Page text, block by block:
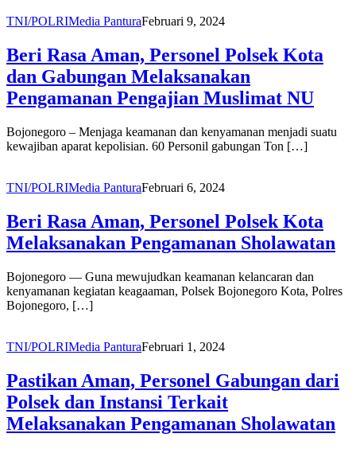
TNI/POLRIMedia PanturaFebruari 9, 2024
Beri Rasa Aman, Personel Polsek Kota
dan Gabungan Melaksanakan
Pengamanan Pengajian Muslimat NU
Bojonegoro – Menjaga keamanan dan kenyamanan menjadi suatu
kewajiban aparat kepolisian. 60 Personil gabungan Ton […]
TNI/POLRIMedia PanturaFebruari 6, 2024
Beri Rasa Aman, Personel Polsek Kota
Melaksanakan Pengamanan Sholawatan
Bojonegoro — Guna mewujudkan keamanan kelancaran dan
kenyamanan kegiatan keagaaman, Polsek Bojonegoro Kota, Polres
Bojonegoro, […]
TNI/POLRIMedia PanturaFebruari 1, 2024
Pastikan Aman, Personel Gabungan dari
Polsek dan Instansi Terkait
Melaksanakan Pengamanan Sholawatan